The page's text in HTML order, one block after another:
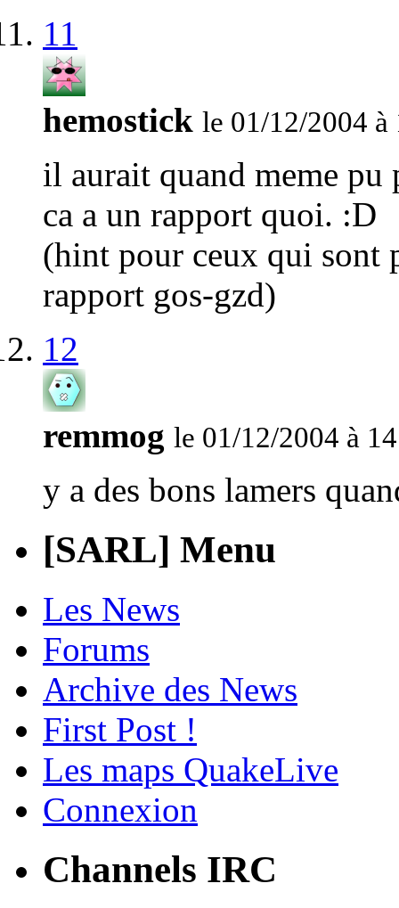
11
hemostick le 01/12/2004 à
il aurait quand meme pu
ca a un rapport quoi. :D
(hint pour ceux qui sont
rapport gos-gzd)
12
remmog le 01/12/2004 à
y a des bons lamers
[SARL] Menu
Les News
Forums
Archive des News
First Post !
Les maps QuakeLive
Connexion
Channels IRC